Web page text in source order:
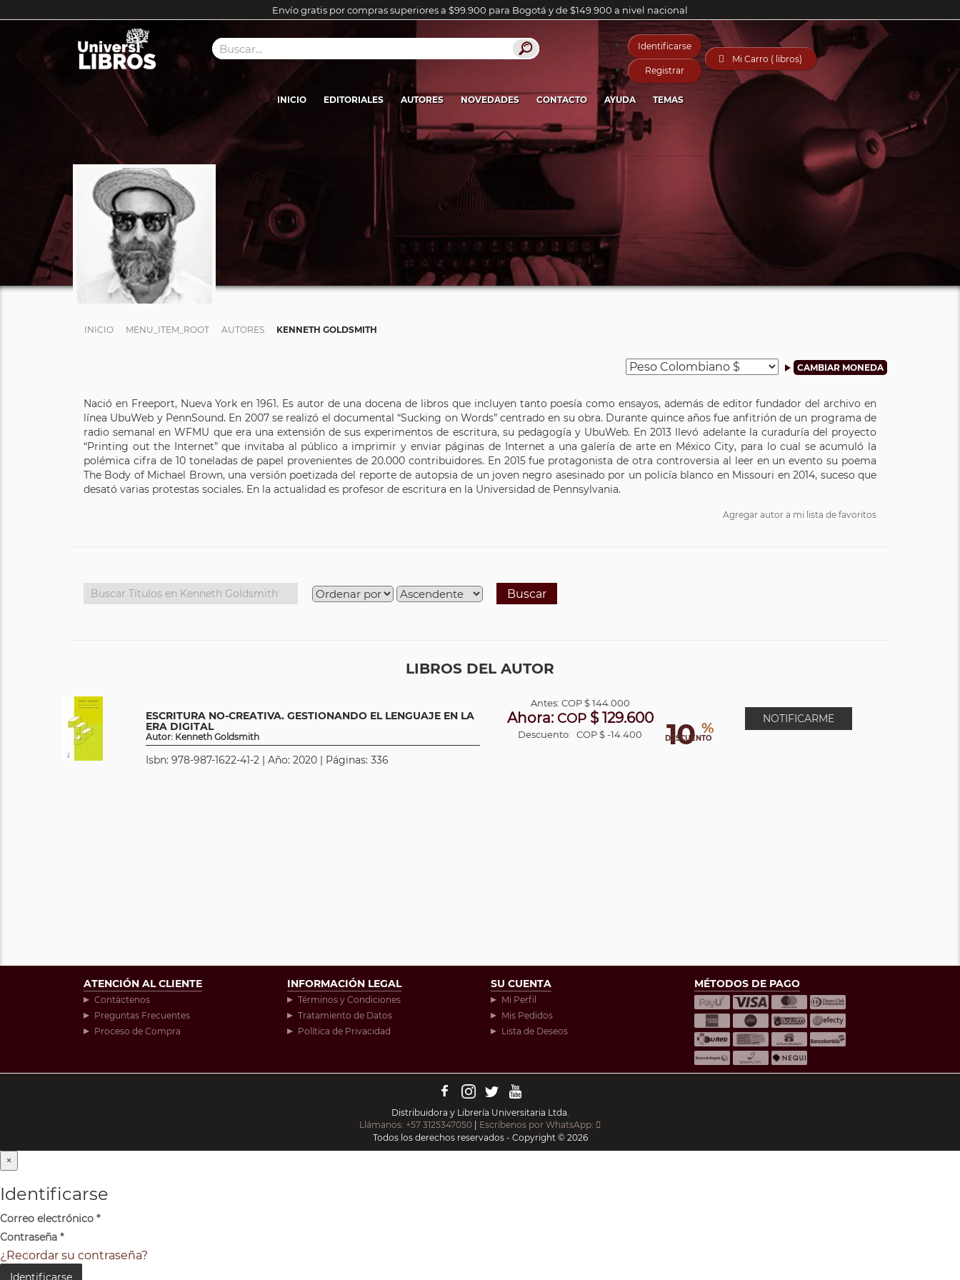
Envío gratis por compras superiores a $99.900 para Bogotá y de $149.900 a nivel nacional
Identificarse
Registrar
 Mi Carro ( libros)
INICIO EDITORIALES AUTORES NOVEDADES CONTACTO AYUDA TEMAS
INICIO MENU_ITEM_ROOT AUTORES KENNETH GOLDSMITH
Nació en Freeport, Nueva York en 1961. Es autor de una docena de libros que incluyen tanto poesía como ensayos, además de editor fundador del archivo en
línea UbuWeb y PennSound. En 2007 se realizó el documental “Sucking on Words” centrado en su obra. Durante quince años fue anfitrión de un programa de
radio semanal en WFMU que era una extensión de sus experimentos de escritura, su pedagogía y UbuWeb. En 2013 llevó adelante la curaduría del proyecto
“Printing out the Internet” que invitaba al público a imprimir y enviar páginas de Internet a una galería de arte en México City, para lo cual se acumuló la
polémica cifra de 10 toneladas de papel provenientes de 20.000 contribuidores. En 2015 fue protagonista de otra controversia al leer en un evento su poema
The Body of Michael Brown, una versión poetizada del reporte de autopsia de un joven negro asesinado por un policía blanco en Missouri en 2014, suceso que
desató varias protestas sociales. En la actualidad es profesor de escritura en la Universidad de Pennsylvania.
Agregar autor a mi lista de favoritos
Buscar
LIBROS DEL AUTOR
ESCRITURA NO-CREATIVA. GESTIONANDO EL LENGUAJE EN LA
ERA DIGITAL
Autor: Kenneth Goldsmith
Isbn: 978-987-1622-41-2 | Año: 2020 | Páginas: 336
10 %
DESCUENTO
Antes: COP$ 144.000
Ahora: COP$ 129.600
Descuento: COP $ -14.400
NOTIFICARME
ATENCIÓN AL CLIENTE
Contáctenos
Preguntas Frecuentes
Proceso de Compra
INFORMACIÓN LEGAL
Términos y Condiciones
Tratamiento de Datos
Política de Privacidad
SU CUENTA
Mi Perfil
Mis Pedidos
Lista de Deseos
MÉTODOS DE PAGO
Distribuidora y Librería Universitaria Ltda.
Llámanos: +57 3125347050
Escríbenos por WhatsApp:
Todos los derechos reservados - Copyright © 2026
×
Identificarse
Correo electrónico *
Contraseña *
¿Recordar su contraseña?
Identificarse